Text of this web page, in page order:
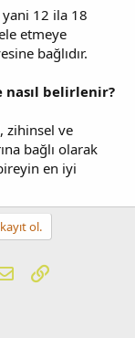
12 ila 18
etmeye
bağlıdır.
nasıl belirlenir?
zihinsel ve
bağlı olarak
en iyi
ol.
E-postaLink